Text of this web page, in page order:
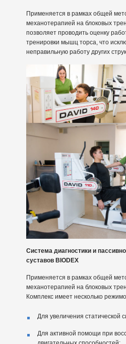
Применяется в рамках общей
механотерапией на блоковых
позволяет проводить оценку
тренировки мышц торса, что
неправильную работу других
Система диагностики и
суставов BIODEX
Применяется в рамках общей
механотерапией на блоковых
Комплекс имеет несколько
Для увеличения статической
Для активной помощи при